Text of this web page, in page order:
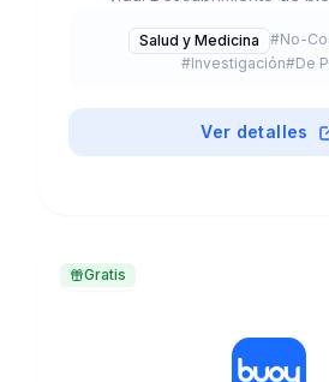
programación. Spin-off
Partner de QIAGEN. Premio
Salud y Medicina #No-
#Investigación#De
Ver detalles
Gratis